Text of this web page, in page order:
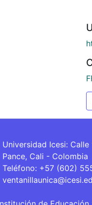
Universidad Icesi: Calle
Pance, Cali - Colombia
Teléfono: +57 (602)